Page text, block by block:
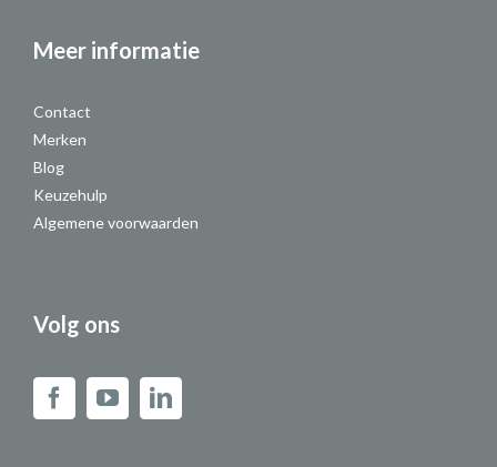
Meer informatie
Contact
Merken
Blog
Keuzehulp
Algemene voorwaarden
Volg ons